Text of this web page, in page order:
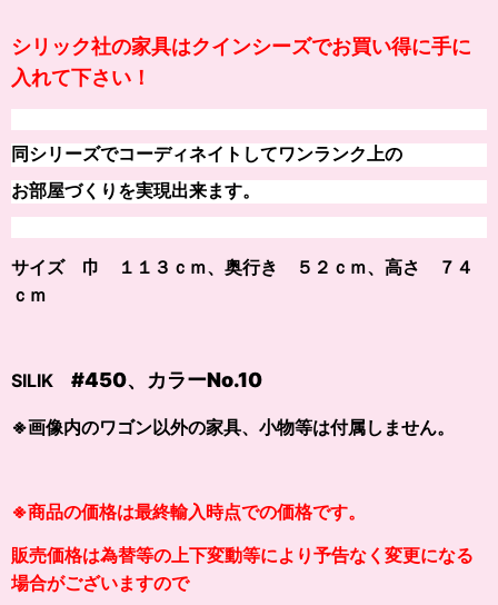
シリック社の家具はクインシーズでお買い得に手に
入れて下さい！
同シリーズでコーディネイトしてワンランク上の
お部屋づくりを実現出来ます。
サイズ 巾 １１３ｃｍ、奥行き ５２ｃｍ、高さ ７４
ｃｍ
SILIK #450、カラーNo.10
※画像内のワゴン以外の家具、小物等は付属しません。
※商品の価格は最終輸入時点での価格です。
販売価格は為替等の上下変動等により予告なく変更になる
場合がございますので